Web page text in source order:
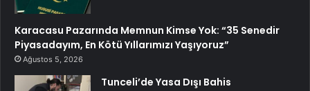
Karacasu Pazarında Memnun Kimse Yok: “35 Senedir
Piyasadayım, En Kötü Yıllarımızı Yaşıyoruz”
Ağustos 5, 2026
Tunceli’de Yasa Dışı Bahis